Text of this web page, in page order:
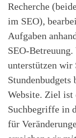
Recherche
im SEO),
Aufgaben
SEO-
unterstützen wir
Website. Ziel ist
Suchbegriffe in
für